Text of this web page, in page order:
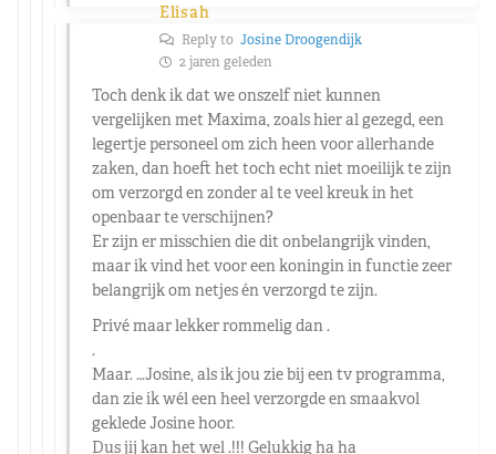
Elisah
Reply to Josine Droogendijk
2 jaren geleden
Toch denk ik dat we onszelf niet kunnen
vergelijken met Maxima, zoals hier al gezegd, een
legertje personeel om zich heen voor allerhande
zaken, dan hoeft het toch echt niet moeilijk te zijn
om verzorgd en zonder al te veel kreuk in het
openbaar te verschijnen?
Er zijn er misschien die dit onbelangrijk vinden,
maar ik vind het voor een koningin in functie zeer
belangrijk om netjes én verzorgd te zijn.
Privé maar lekker rommelig dan .
.
Maar. …Josine, als ik jou zie bij een tv programma,
dan zie ik wél een heel verzorgde en smaakvol
geklede Josine hoor.
Dus jij kan het wel .!!! Gelukkig ha ha